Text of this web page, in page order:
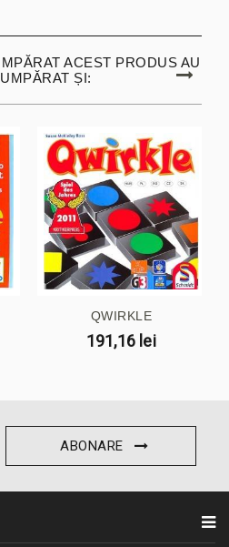
ACEST PRODUS AU
ȘI:
QWIRKLE
191,16 lei
ABONARE